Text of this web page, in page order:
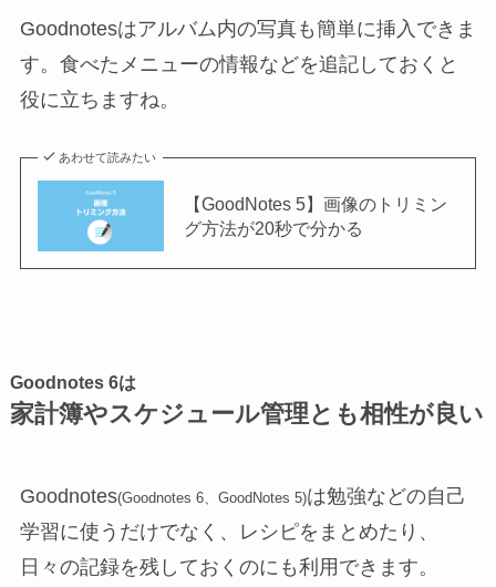
Goodnotesはアルバム内の写真も簡単に挿入できま
す。食べたメニューの情報などを追記しておくと
役に立ちますね。
あわせて読みたい
【GoodNotes 5】画像のトリミン
グ方法が20秒で分かる
Goodnotes 6は
家計簿やスケジュール管理とも相性が良い
Goodnotes(Goodnotes 6、GoodNotes 5)は勉強などの自己
学習に使うだけでなく、レシピをまとめたり、
日々の記録を残しておくのにも利用できます。